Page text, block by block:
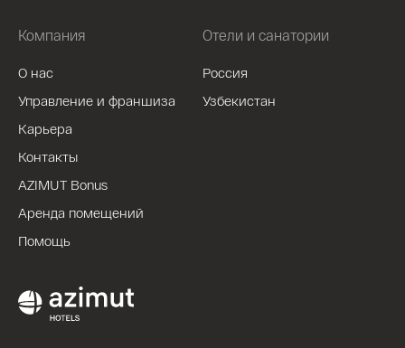
Компания
О нас
Управление и франшиза
Карьера
Контакты
AZIMUT Bonus
Аренда помещений
Помощь
Отели и санатории
Россия
Узбекистан